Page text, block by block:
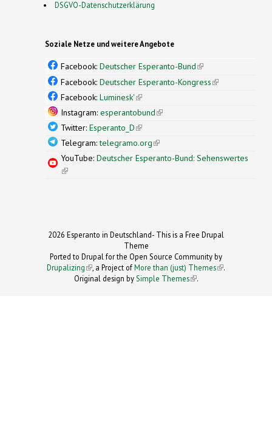
DSGVO-Datenschutzerklärung
Soziale Netze und weitere Angebote
Facebook: Deutscher Esperanto-Bund(link is
external)
Facebook: Deutscher Esperanto-Kongress(link is
Facebook: Luminesk'(link is external)
Instagram: esperantobund(link is external)
Twitter: Esperanto_D(link is external)
Telegram:telegramo.org(link is external)
YouTube: Deutscher Esperanto-Bund: Sehenswertes
(link is external)
2026 Esperanto in Deutschland- This is a Free Drupal
Theme
Ported to Drupal for the Open Source Community by
Drupalizing(link is external)
, a Project ofMore than (just) Themes (link is
.
Original design by Simple Themes
(link is
.